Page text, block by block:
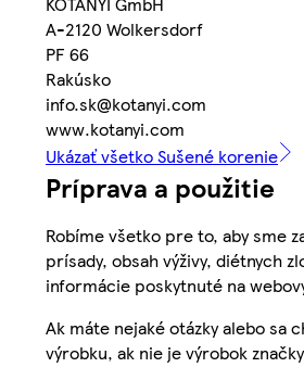
A-2120 Wolkersdorf
PF 66
Rakúsko
info.sk@kotanyi.com
www.kotanyi.com
Ukázať všetko Sušené korenie
Príprava a použitie
Robíme všetko pre to, aby sme
prísady, obsah výživy, diétnych
informácie poskytnuté na
Ak máte nejaké otázky alebo sa
výrobku, ak nie je výrobok